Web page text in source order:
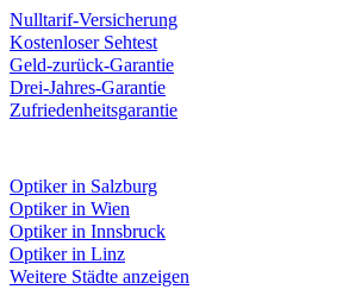
Nulltarif-Versicherung
Kostenloser Sehtest
Geld-zurück-Garantie
Drei-Jahres-Garantie
Zufriedenheitsgarantie
Optiker in Salzburg
Optiker in Wien
Optiker in Innsbruck
Optiker in Linz
Weitere Städte anzeigen